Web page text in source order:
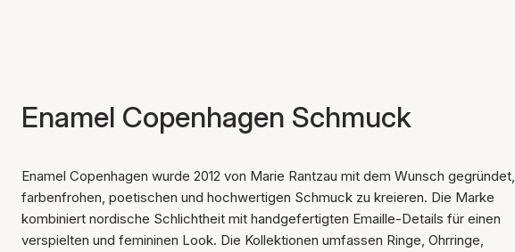
Enamel Copenhagen Schmuck
Enamel Copenhagen wurde 2012 von Marie Rantzau mit dem Wunsch gegründet,
farbenfrohen, poetischen und hochwertigen Schmuck zu kreieren. Die Marke
kombiniert nordische Schlichtheit mit handgefertigten Emaille-Details für einen
verspielten und femininen Look. Die Kollektionen umfassen Ringe, Ohrringe,